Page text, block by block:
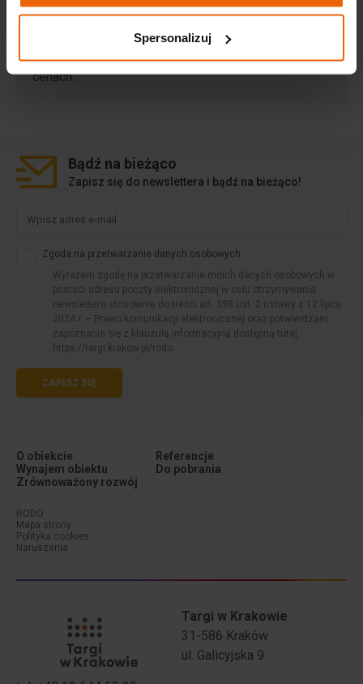
Spersonalizuj
Dla uczestników wydarzeń organizowanych w EXPO
Kraków, oferujemy noclegi w bardzo atrakcyjnych
cenach.
Bądź na bieżąco
Zapisz się do newslettera i bądź na bieżąco!
Zgoda na przetwarzanie danych osobowych
Wyrażam zgodę na przetwarzanie moich danych osobowych w
postaci adresu poczty elektronicznej w celu otrzymywania
newslettera stosownie do treści art. 398 ust. 2 ustawy z 12 lipca
2024 r. – Prawo komunikacji elektronicznej oraz potwierdzam
zapoznanie się z klauzulą informacyjną dostępną tutaj:
https://targi.krakow.pl/rodo
ZAPISZ SIĘ
Menu dodatkowe (stopka #1)
O obiekcie
Referencje
Wynajem obiektu
Do pobrania
Zrównoważony rozwój
Menu dodatkowe (stopka #2)
RODO
Mapa strony
Polityka cookies
Naruszenia
Targi w Krakowie
31-586 Kraków
ul. Galicyjska 9